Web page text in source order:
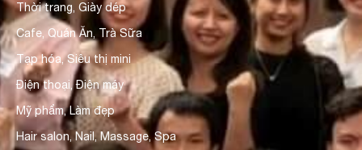
Thời trang, Giày dép
Cafe, Quán Ăn, Trà Sữa
Tạp hóa, Siêu thị mini
Điện thoại, Điện máy
Mỹ phẩm, Làm đẹp
Hair salon, Nail, Massage, Spa